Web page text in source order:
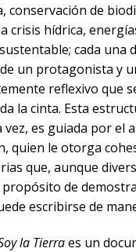
conservación de
crisis hídrica,
cada una
un protagonista y
reflexivo que
la cinta. Esta
vez, es guiada por el
quien le otorga
que, aunque
de
escribirse de
la Tierraes un